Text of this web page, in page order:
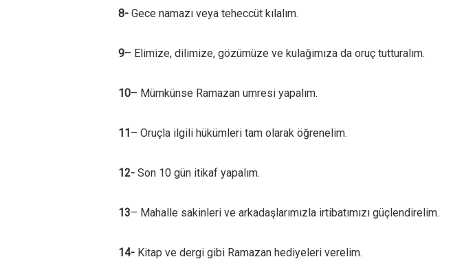
8- Gece namazı veya teheccüt kılalım.
9– Elimize, dilimize, gözümüze ve kulağımıza da oruç tutturalım.
10– Mümkünse Ramazan umresi yapalım.
11– Oruçla ilgili hükümleri tam olarak öğrenelim.
12- Son 10 gün itikaf yapalım.
13– Mahalle sakinleri ve arkadaşlarımızla irtibatımızı güçlendirelim.
14- Kitap ve dergi gibi Ramazan hediyeleri verelim.